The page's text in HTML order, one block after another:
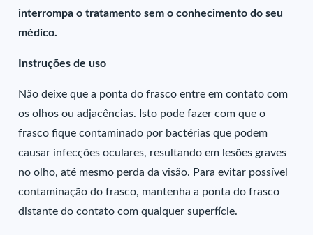
interrompa o tratamento sem o conhecimento do seu
médico.
Instruções de uso
Não deixe que a ponta do frasco entre em contato com
os olhos ou adjacências. Isto pode fazer com que o
frasco fique contaminado por bactérias que podem
causar infecções oculares, resultando em lesões graves
no olho, até mesmo perda da visão. Para evitar possível
contaminação do frasco, mantenha a ponta do frasco
distante do contato com qualquer superfície.